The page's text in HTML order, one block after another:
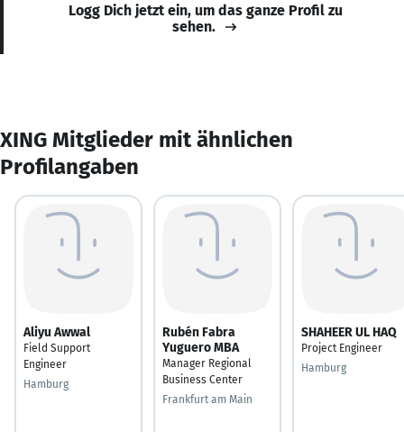
Logg Dich jetzt ein, um das ganze Profil zu
sehen.
XING Mitglieder mit ähnlichen
Profilangaben
Aliyu Awwal
Field Support
Engineer
Hamburg
Rubén Fabra
Yuguero MBA
Manager Regional
Business Center
Frankfurt am Main
SHAHEER UL HAQ
Project Engineer
Hamburg